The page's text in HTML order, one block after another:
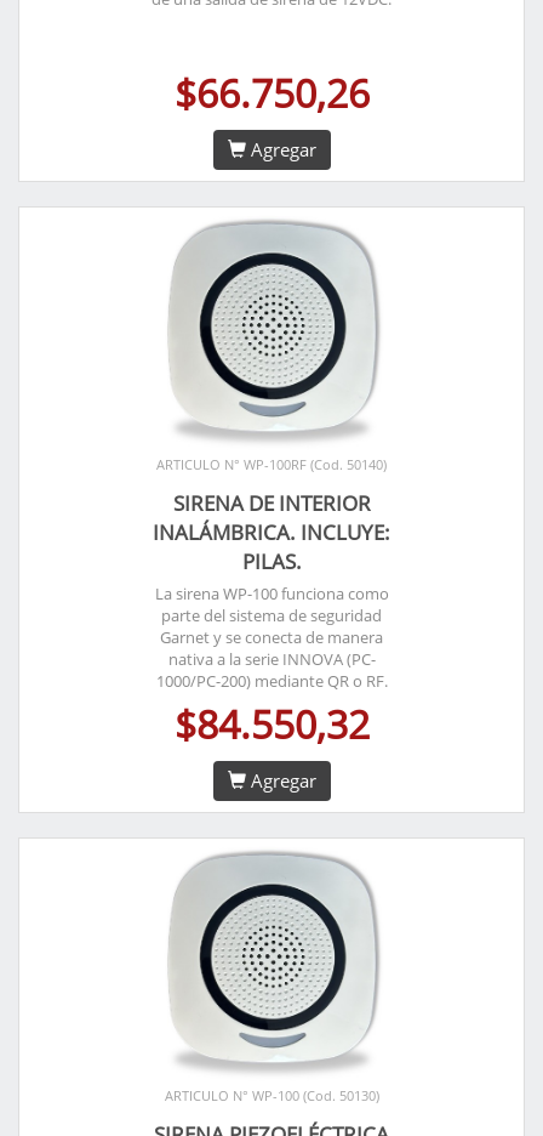
$66.750,26
Agregar
ARTICULO N° WP-100RF (Cod. 50140)
SIRENA DE INTERIOR
INALÁMBRICA. INCLUYE:
PILAS.
La sirena WP-100 funciona como
parte del sistema de seguridad
Garnet y se conecta de manera
nativa a la serie INNOVA (PC-
1000/PC-200) mediante QR o RF.
$84.550,32
Agregar
ARTICULO N° WP-100 (Cod. 50130)